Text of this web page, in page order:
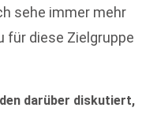
sehe immer mehr
für diese Zielgruppe
darüber diskutiert,